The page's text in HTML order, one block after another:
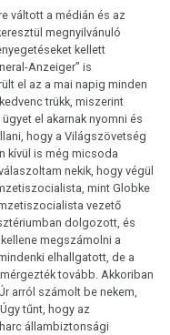
váltott a médián és az
megnyilvánuló
kellett
Anzeiger” is
el az a mai napig minden
trükk, miszerint
el akarnak nyomni és
hogy a Világszövetség
kívül is még micsoda
nekik, hogy végül
mint Globke
vezető
dolgozott, és
megszámolni a
elhallgatott, de a
tovább. Akkoriban
arról számolt be nekem,
tűnt, hogy az
állambiztonsági